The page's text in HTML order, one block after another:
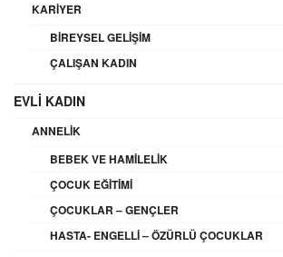
KARIYER
BIREYSEL GELIŞIM
ÇALIŞAN KADIN
EVLI KADIN
ANNELIK
BEBEK VE HAMILELIK
ÇOCUK EĞITIMI
ÇOCUKLAR – GENÇLER
HASTA- ENGELLI – ÖZÜRLÜ ÇOCUKLAR